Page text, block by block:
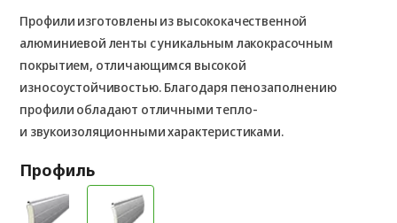
Профили изготовлены из высококачественной
алюминиевой ленты с уникальным лакокрасочным
покрытием, отличающимся высокой
износоустойчивостью. Благодаря пенозаполнению
профили обладают отличными тепло-
и звукоизоляционными характеристиками.
Профиль